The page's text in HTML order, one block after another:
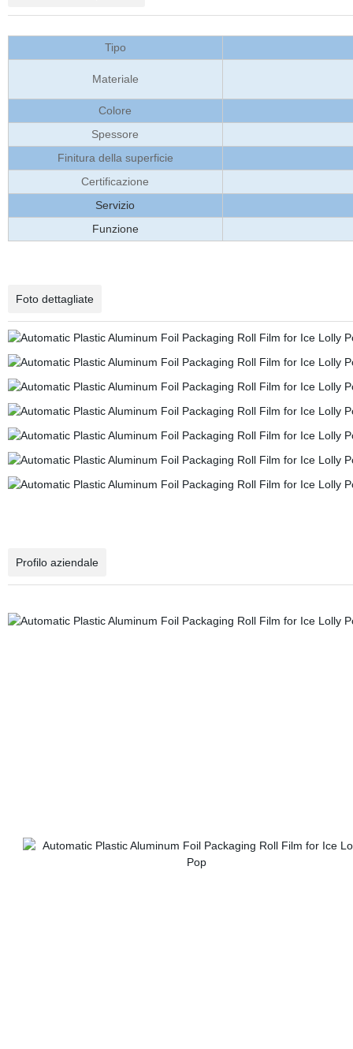
Tipo
Materiale
Colore
Spessore
Finitura della superficie
Certificazione
Servizio
Funzione
Foto dettagliate
Profilo aziendale